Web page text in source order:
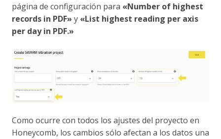
página de configuración para «Number of highest
records in PDF» y «List highest reading per axis
per day in PDF.»
Como ocurre con todos los ajustes del proyecto en
Honeycomb, los cambios sólo afectan a los datos una